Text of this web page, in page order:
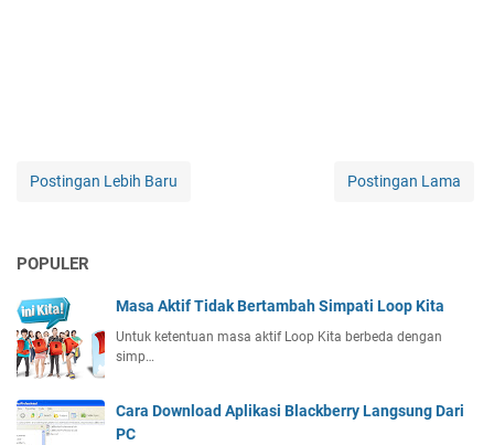
Postingan Lebih Baru Postingan Lama
POPULER
Masa Aktif Tidak Bertambah Simpati Loop Kita
Untuk ketentuan masa aktif Loop Kita berbeda dengan
simp…
Cara Download Aplikasi Blackberry Langsung Dari
PC